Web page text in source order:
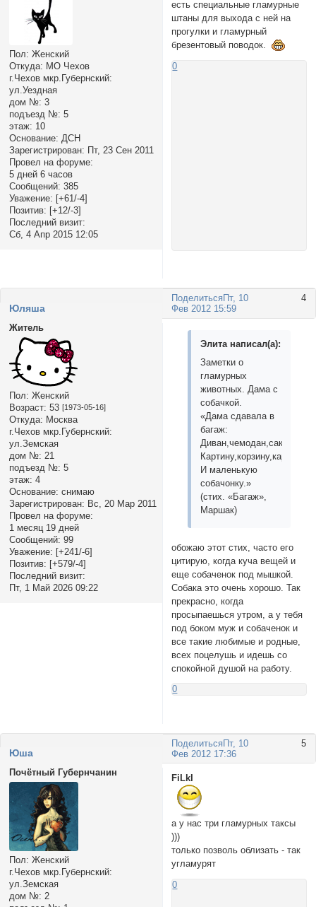
Пол: Женский
Откуда: МО Чехов
г.Чехов мкр.Губернский:
ул.Уездная
дом №: 3
подъезд №: 5
этаж: 10
Основание: ДСН
Зарегистрирован: Пт, 23 Сен 2011
Провел на форуме:
5 дней 6 часов
Сообщений: 385
Уважение: [+61/-4]
Позитив: [+12/-3]
Последний визит:
Сб, 4 Апр 2015 12:05
есть специальные гламурные
штаны для выхода с ней на
прогулки и гламурный
брезентовый поводок.
0
Поделиться 4
Пт, 10
Фев 2012 15:59
Юляша
Житель
Пол: Женский
Возраст: 53 [1973-05-16]
Откуда: Москва
г.Чехов мкр.Губернский:
ул.Земская
дом №: 21
подъезд №: 5
этаж: 4
Основание: снимаю
Зарегистрирован: Вс, 20 Мар 2011
Провел на форуме:
1 месяц 19 дней
Сообщений: 99
Уважение: [+241/-6]
Позитив: [+579/-4]
Последний визит:
Пт, 1 Май 2026 09:22
Элита написал(а):
Заметки о
гламурных
животных. Дама с
собачкой.
«Дама сдавала в
багаж:
Диван,чемодан,саквояж,
Картину,корзину,картонку
И маленькую
собачонку.»
(стих. «Багаж»,
Маршак)
обожаю этот стих, часто его
цитирую, когда куча вещей и
еще собаченок под мышкой.
Собака это очень хорошо. Так
прекрасно, когда
просыпаешься утром, а у тебя
под боком муж и собаченок и
все такие любимые и родные,
всех поцелушь и идешь со
спокойной душой на работу.
0
Поделиться 5
Пт, 10
Фев 2012 17:36
Юша
Почётный Губернчанин
Пол: Женский
г.Чехов мкр.Губернский:
ул.Земская
дом №: 2
FiLkI
а у нас три гламурных таксы
)))
только позволь облизать - так
угламурят
0